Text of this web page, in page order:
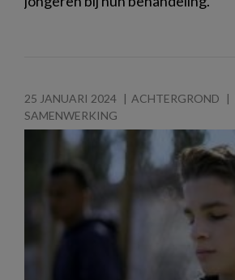
25 JANUARI 2024 ACHTERGROND
SAMENWERKING